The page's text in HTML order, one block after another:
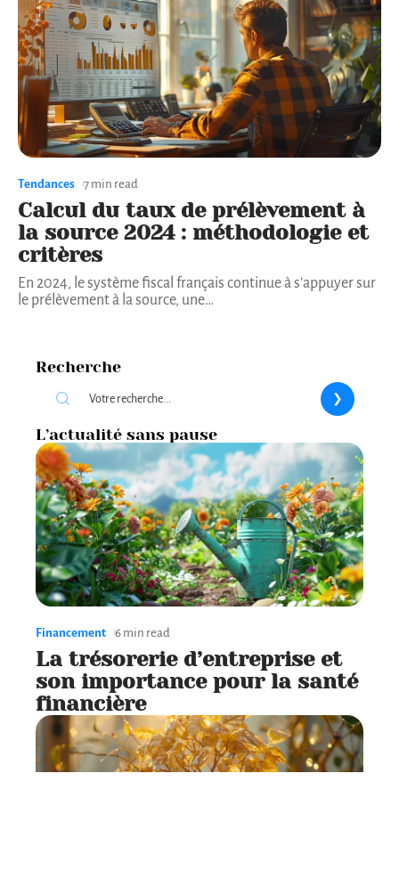
Tendances 7 min read
Calcul du taux de prélèvement à
la source 2024 : méthodologie et
critères
En 2024, le système fiscal français continue à s'appuyer sur
le prélèvement à la source, une…
Recherche
L’actualité sans pause
Financement 6 min read
La trésorerie d’entreprise et
son importance pour la santé
financière